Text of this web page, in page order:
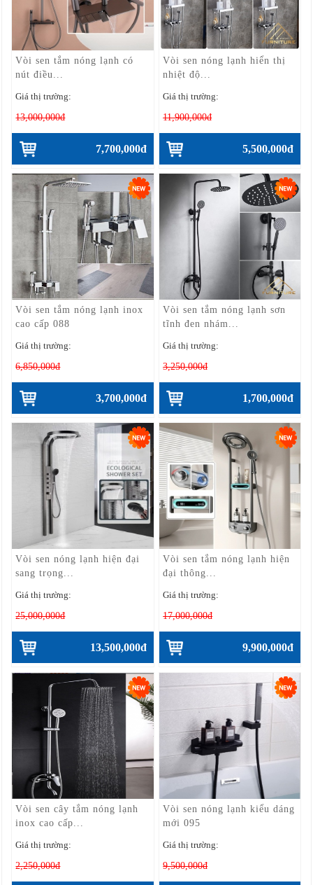
Vòi sen tắm nóng lạnh có
nút điều...
Giá thị trường:
13,000,000đ
7,700,000đ
Vòi sen nóng lạnh hiển thị
nhiệt độ...
Giá thị trường:
11,900,000đ
5,500,000đ
Vòi sen tắm nóng lạnh inox
cao cấp 088
Giá thị trường:
6,850,000đ
3,700,000đ
Vòi sen tắm nóng lạnh sơn
tĩnh đen nhám...
Giá thị trường:
3,250,000đ
1,700,000đ
Vòi sen nóng lạnh hiện đại
sang trọng...
Giá thị trường:
25,000,000đ
13,500,000đ
Vòi sen tắm nóng lạnh hiện
đại thông...
Giá thị trường:
17,000,000đ
9,900,000đ
Vòi sen cây tắm nóng lạnh
inox cao cấp...
Giá thị trường:
2,250,000đ
Vòi sen nóng lạnh kiểu dáng
mới 095
Giá thị trường:
9,500,000đ